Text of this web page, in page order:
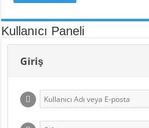
Kullanıcı Paneli
Giriş